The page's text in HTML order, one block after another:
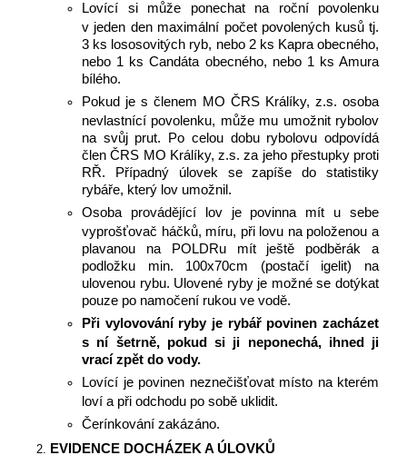
Lovící si může ponechat na roční povolenku
v jeden den maximální počet povolených kusů tj.
3 ks lososovitých ryb, nebo 2 ks Kapra obecného,
nebo 1 ks Candáta obecného, nebo 1 ks Amura
bílého.
Pokud je s členem MO ČRS Králíky, z.s. osoba
nevlastnící povolenku, může mu umožnit rybolov
na svůj prut. Po celou dobu rybolovu odpovídá
člen ČRS MO Králíky, z.s. za jeho přestupky proti
RŘ. Případný úlovek se zapíše do statistiky
rybáře, který lov umožnil.
Osoba provádějící lov je povinna mít u sebe
vyprošťovač háčků, míru, při lovu na položenou a
plavanou na POLDRu mít ještě podběrák a
podložku min. 100x70cm (postačí igelit) na
ulovenou rybu. Ulovené ryby je možné se dotýkat
pouze po namočení rukou ve vodě.
Při vylovování ryby je rybář povinen zacházet
s ní šetrně, pokud si ji neponechá, ihned ji
vrací zpět do vody.
Lovící je povinen neznečišťovat místo na kterém
loví a při odchodu po sobě uklidit.
Čerínkování zakázáno.
EVIDENCE DOCHÁZEK A ÚLOVKŮ